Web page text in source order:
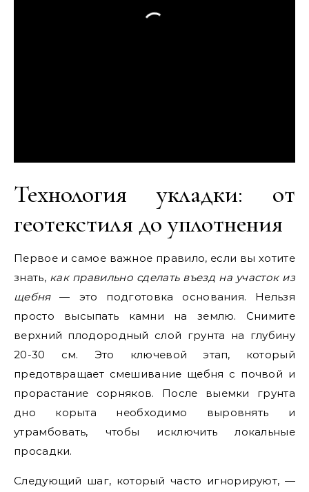
Технология укладки: от
геотекстиля до уплотнения
Первое и самое важное правило, если вы хотите
знать, как правильно сделать въезд на участок из
щебня— это подготовка основания. Нельзя
просто высыпать камни на землю. Снимите
верхний плодородный слой грунта на глубину
20-30 см. Это ключевой этап, который
предотвращает смешивание щебня с почвой и
прорастание сорняков. После выемки грунта
дно корыта необходимо выровнять и
утрамбовать, чтобы исключить локальные
просадки.
Следующий шаг, который часто игнорируют, —